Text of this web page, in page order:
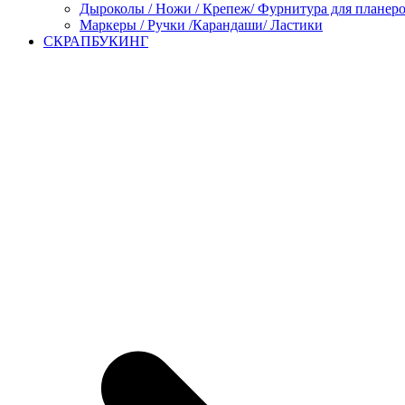
Дыроколы / Ножи / Крепеж/ Фурнитура для
Маркеры / Ручки /Карандаши/ Ластики
СКРАПБУКИНГ